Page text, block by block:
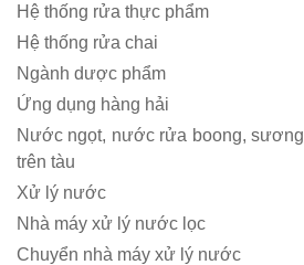
Hệ thống rửa thực phẩm
Hệ thống rửa chai
Ngành dược phẩm
Ứng dụng hàng hải
Nước ngọt, nước rửa boong,
trên tàu
Xử lý nước
Nhà máy xử lý nước lọc
Chuyển nhà máy xử lý nước